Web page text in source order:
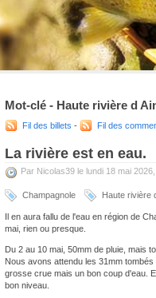
Mot-clé - Haute rivière d
Fil des billets - Fil des
La rivière est en eau.
Par Nicolas39 le lundi 18 mai
Champagnole Haute rivière
Il en aura fallu de l'eau en région de
mai, rien ou presque.
Du 2 au 10 mai, 50mm de pluie, mais
Nous avons attendu les 31mm
grosse crue mais un bon coup d'eau.
bon niveau.